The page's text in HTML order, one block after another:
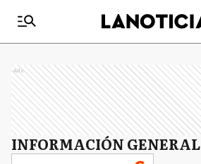
Ads
INFORMACIÓN GENERAL